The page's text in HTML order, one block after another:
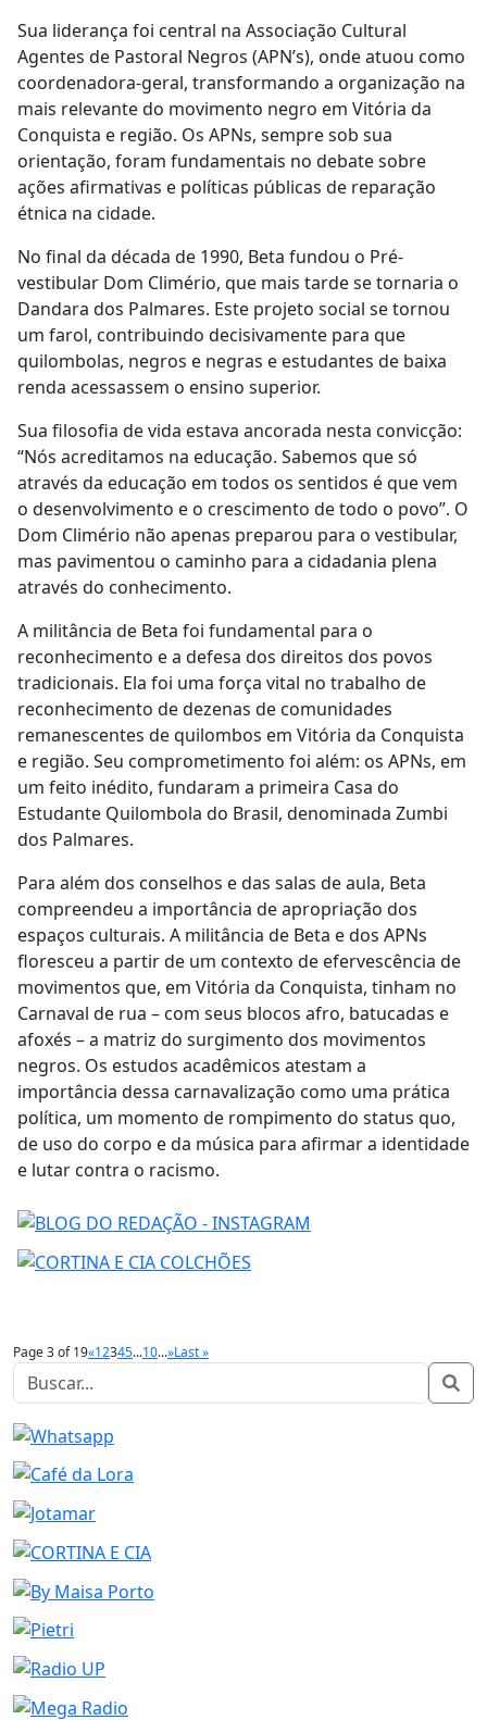
Sua liderança foi central na Associação Cultural
Agentes de Pastoral Negros (APN’s), onde atuou como
coordenadora-geral, transformando a organização na
mais relevante do movimento negro em Vitória da
Conquista e região. Os APNs, sempre sob sua
orientação, foram fundamentais no debate sobre
ações afirmativas e políticas públicas de reparação
étnica na cidade.
No final da década de 1990, Beta fundou o Pré-
vestibular Dom Climério, que mais tarde se tornaria o
Dandara dos Palmares. Este projeto social se tornou
um farol, contribuindo decisivamente para que
quilombolas, negros e negras e estudantes de baixa
renda acessassem o ensino superior.
Sua filosofia de vida estava ancorada nesta convicção:
“Nós acreditamos na educação. Sabemos que só
através da educação em todos os sentidos é que vem
o desenvolvimento e o crescimento de todo o povo”. O
Dom Climério não apenas preparou para o vestibular,
mas pavimentou o caminho para a cidadania plena
através do conhecimento.
A militância de Beta foi fundamental para o
reconhecimento e a defesa dos direitos dos povos
tradicionais. Ela foi uma força vital no trabalho de
reconhecimento de dezenas de comunidades
remanescentes de quilombos em Vitória da Conquista
e região. Seu comprometimento foi além: os APNs, em
um feito inédito, fundaram a primeira Casa do
Estudante Quilombola do Brasil, denominada Zumbi
dos Palmares.
Para além dos conselhos e das salas de aula, Beta
compreendeu a importância de apropriação dos
espaços culturais. A militância de Beta e dos APNs
floresceu a partir de um contexto de efervescência de
movimentos que, em Vitória da Conquista, tinham no
Carnaval de rua – com seus blocos afro, batucadas e
afoxés – a matriz do surgimento dos movimentos
negros. Os estudos acadêmicos atestam a
importância dessa carnavalização como uma prática
política, um momento de rompimento do status quo,
de uso do corpo e da música para afirmar a identidade
e lutar contra o racismo.
Page 3 of 19«12345...10...»Last »